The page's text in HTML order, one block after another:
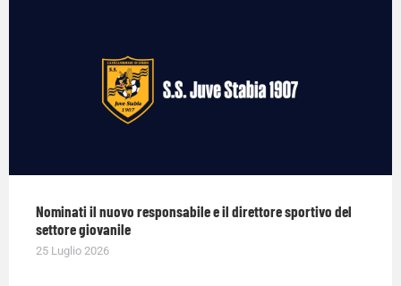
Nominati il nuovo responsabile e il direttore sportivo del
settore giovanile
25 Luglio 2026